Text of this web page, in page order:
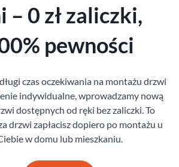
Zobacz
Zamów pomiar
– 0 zł zaliczki,
pewności
czas oczekiwania na montażu drzwi
indywidualne, wprowadzamy nową
dostępnych od ręki bez zaliczki. To
drzwi zapłacisz dopiero po montażu u
w domu lub mieszkaniu.